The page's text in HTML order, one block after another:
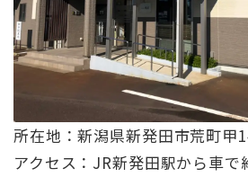
所在地：新潟県新発田市荒町甲
アクセス：JR新発田駅から車で